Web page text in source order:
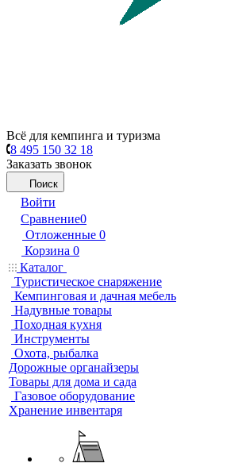
Всё для кемпинга и туризма
8 495 150 32 18
Заказать звонок
Поиск
Войти
Сравнение0
Отложенные 0
Корзина 0
Каталог
Туристическое снаряжение
Кемпинговая и дачная мебель
Надувные товары
Походная кухня
Инструменты
Охота, рыбалка
Дорожные органайзеры
Товары для дома и сада
Газовое оборудование
Хранение инвентаря